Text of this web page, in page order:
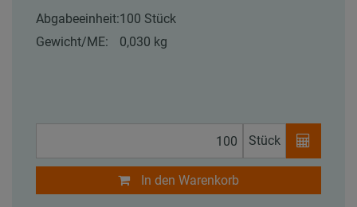
Abgabeeinheit:100 Stück
Gewicht/ME:
0,030 kg
Stück
In den Warenkorb